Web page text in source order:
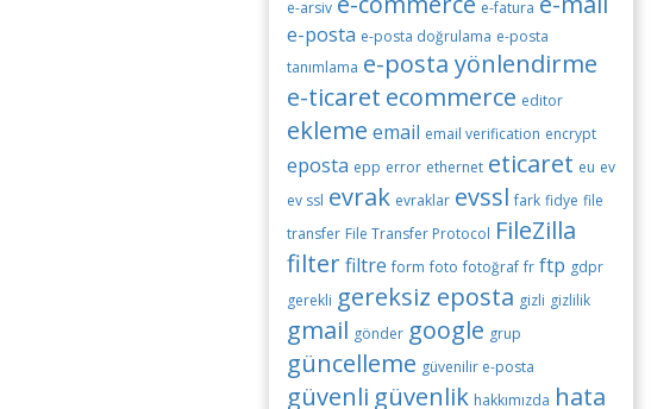
e-arsiv
e-fatura
e-posta e-posta doğrulama e-posta
tanımlama e-posta yönlendirme
e-ticaret ecommerce editor
ekleme email email verification encrypt
eposta epp error ethernet eticaret eu ev
ev ssl evrak evraklar evssl fark fidye file
transfer File Transfer Protocol FileZilla
filterfiltre form foto fotoğraf fr ftp gdpr
gerekli gereksiz eposta gizli gizlilik
gmail gönder google grup
güncelleme güvenilir e-posta
güvenli güvenlik hakkımızda hata